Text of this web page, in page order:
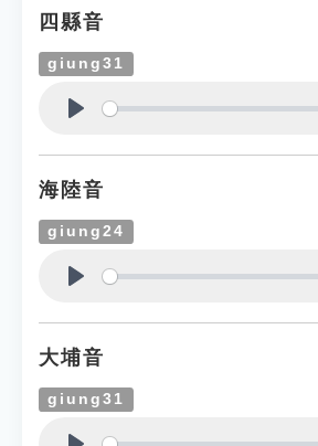
四縣音
giung31
海陸音
giung24
大埔音
giung31